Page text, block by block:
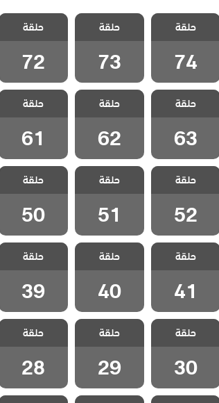
مسلسل تهويدة
البلقان الحلقة
74
حلقة
74
مسلسل تهويدة
البلقان الحلقة
73
حلقة
73
مسلسل تهويدة
البلقان الحلقة
72
حلقة
72
مسلسل تهويدة
البلقان الحلقة
63
حلقة
63
مسلسل تهويدة
البلقان الحلقة
62
حلقة
62
مسلسل تهويدة
البلقان الحلقة
61
حلقة
61
مسلسل تهويدة
البلقان الحلقة
52
حلقة
52
مسلسل تهويدة
البلقان الحلقة
51
حلقة
51
مسلسل تهويدة
البلقان الحلقة
50
حلقة
50
مسلسل تهويدة
البلقان الحلقة
41
حلقة
41
مسلسل تهويدة
البلقان الحلقة
40
حلقة
40
مسلسل تهويدة
البلقان الحلقة
39
حلقة
39
مسلسل تهويدة
البلقان الحلقة
30
حلقة
30
مسلسل تهويدة
البلقان الحلقة
29
حلقة
29
مسلسل تهويدة
البلقان الحلقة
28
حلقة
28
مسلسل تهويدة مسلسل تهويدة مسلسل تهويدة